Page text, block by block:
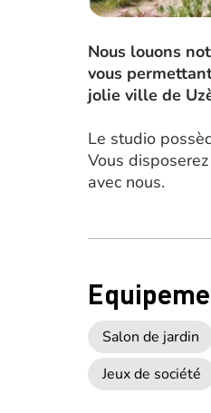
Nous louons
vous
jolie ville de
Le studio
Vous
avec nous.
Salon de jardin
Jeux de société